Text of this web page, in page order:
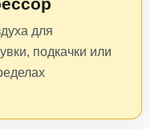
для
подкачки или